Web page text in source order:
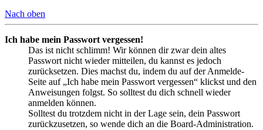
Nach oben
Ich habe mein Passwort vergessen!
Das ist nicht schlimm! Wir können dir zwar dein altes
Passwort nicht wieder mitteilen, du kannst es jedoch
zurücksetzen. Dies machst du, indem du auf der Anmelde-
Seite auf „Ich habe mein Passwort vergessen“ klickst und den
Anweisungen folgst. So solltest du dich schnell wieder
anmelden können.
Solltest du trotzdem nicht in der Lage sein, dein Passwort
zurückzusetzen, so wende dich an die Board-Administration.